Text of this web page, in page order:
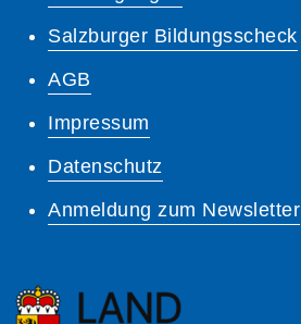
Salzburger Bildungsscheck
AGB
Impressum
Datenschutz
Anmeldung zum Newsletter